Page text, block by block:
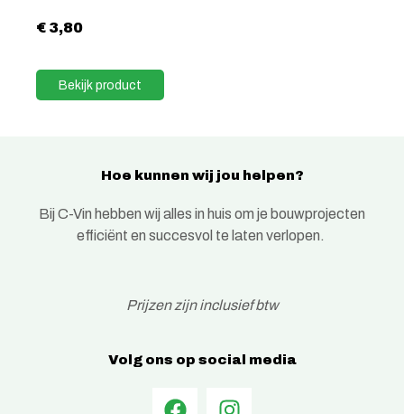
€3,80
Bekijk product
Hoe kunnen wij jou helpen?
Bij C-Vin hebben wij alles in huis om je bouwprojecten
efficiënt en succesvol te laten verlopen.
Prijzen zijn inclusief btw
Volg ons op social media